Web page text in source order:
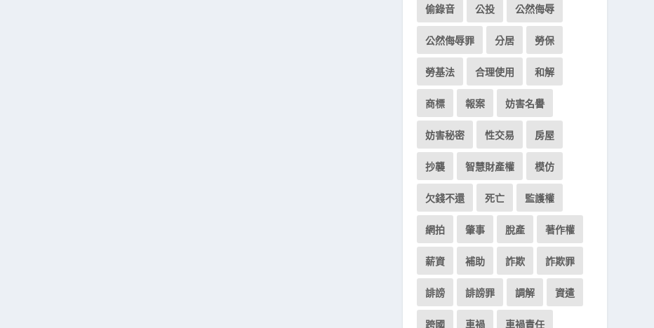
偷錄音 公投 公然侮辱
公然侮辱罪 分居 勞保
勞基法 合理使用 和解
商標 報案 妨害名譽
妨害秘密 性交易 房屋
抄襲 智慧財產權 模仿
欠錢不還 死亡 監護權
網拍 肇事 脫產 著作權
薪資 補助 詐欺 詐欺罪
誹謗 誹謗罪 調解 資遣
跨國 車禍 車禍責任